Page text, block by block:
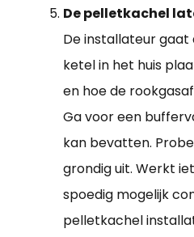
De pelletkachel
De installateur
ketel in het huis
en hoe de
Ga voor een
kan bevatten.
grondig uit. Werkt
spoedig mogelijk
pelletkachel